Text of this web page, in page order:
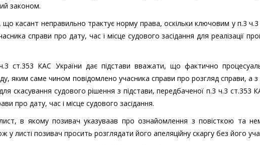
законом.
касант неправильно трактує норму права, оскільки ключовим у п.3
справи про дату, час і місце судового засідання для реалізації
ст.353 КАС України дає підстави вважати, що фактично
яким саме чином повідомлено учасника справи про розгляд справи, а з
скасування судового рішення з підстави, передбаченої п.3 ч.3 ст.353
про дату, час і місце судового засідання.
в якому позивач указуваав про ознайомлення з повісткою та
у листі позивач просить розглядати його апеляційну скаргу без його